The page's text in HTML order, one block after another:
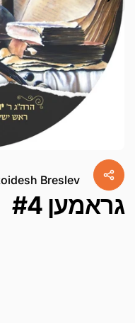
Breslev
גראמען #4